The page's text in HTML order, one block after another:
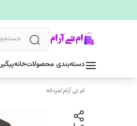
دسته‌بندی محصولاتخانه
ام تی آرام/مردانه